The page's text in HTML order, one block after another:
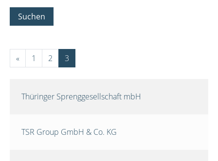
Suchen
« 1 2 3
Thüringer Sprenggesellschaft mbH
TSR Group GmbH & Co. KG